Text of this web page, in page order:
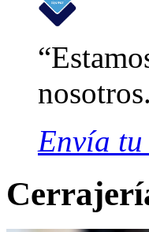
nosotros.
Envía